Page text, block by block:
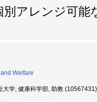
アレンジ可能
Welfare
大学, 健康科学部, 助教 (10567431)